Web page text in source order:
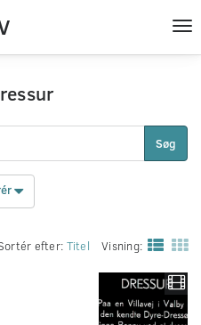
Søg
efter: Titel Visning: